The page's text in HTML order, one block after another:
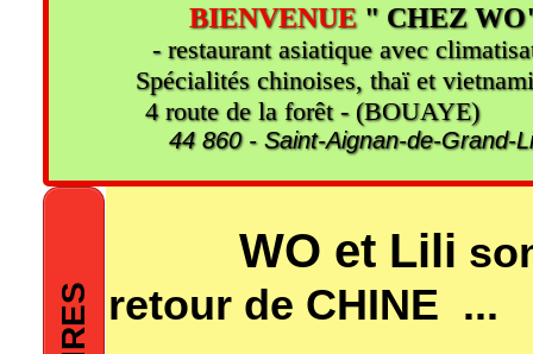
BIENVENUE " CHEZ
- restaurant asiatique avec
Spécialités chinoises, thaï et
4 route de la forêt - (BOUAYE)
44 860 - Saint-Aignan-de-Grand-
WO et Lili
retour de CHINE ...